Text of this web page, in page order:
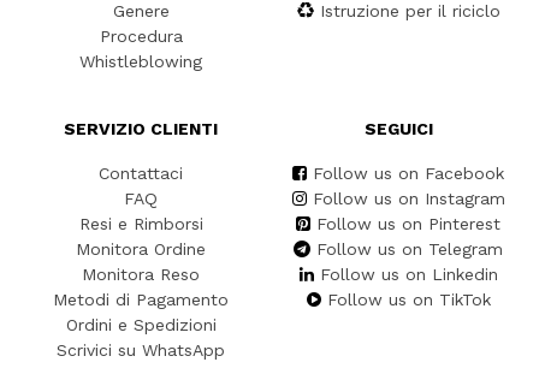
Genere
Procedura
Whistleblowing
Istruzione per il riciclo
SERVIZIO CLIENTI
Contattaci
FAQ
Resi e Rimborsi
Monitora Ordine
Monitora Reso
Metodi di Pagamento
Ordini e Spedizioni
Scrivici su WhatsApp
SEGUICI
Follow us on Facebook
Follow us on Instagram
Follow us on Pinterest
Follow us on Telegram
Follow us on Linkedin
Follow us on TikTok